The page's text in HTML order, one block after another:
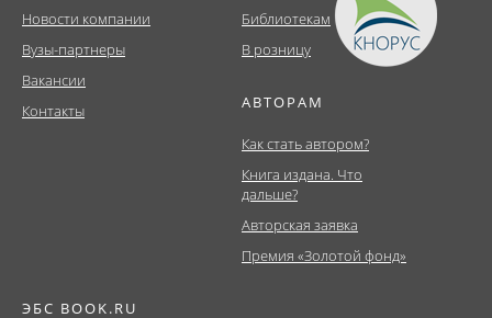
Новости компании
Вузы-партнеры
Вакансии
Контакты
Библиотекам
В розницу
АВТОРАМ
Как стать автором?
Книга издана. Что
дальше?
Авторская заявка
Премия «Золотой фонд»
ЭБС BOOK.RU